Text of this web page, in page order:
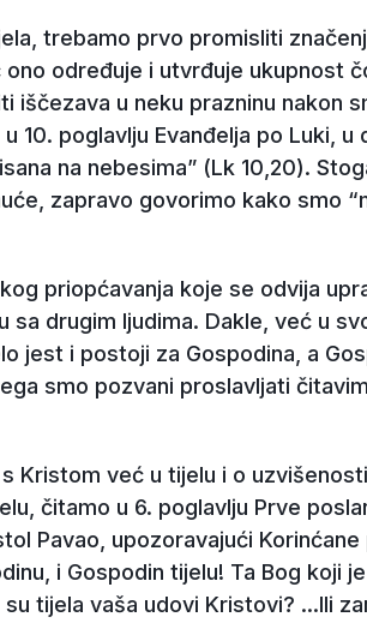
trebamo prvo promisliti
određuje i utvrđuje ukupnost
iščezava u neku prazninu nakon
10. poglavlju Evanđelja po Luki, u
na nebesima” (Lk 10,20).
zapravo govorimo kako smo
priopćavanja koje se odvija
drugim ljudima. Dakle, već u
jest i postoji za Gospodina, a
smo pozvani proslavljati
Kristom već u tijelu i o
čitamo u 6. poglavlju Prve
Pavao, upozoravajući
i Gospodin tijelu! Ta Bog koji
tijela vaša udovi Kristovi? ...Ili